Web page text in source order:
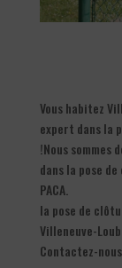
Vous habitez
expert dans la
!Nous sommes
dans la pose
PACA.
la pose de
Villeneuve-
Contactez-nous